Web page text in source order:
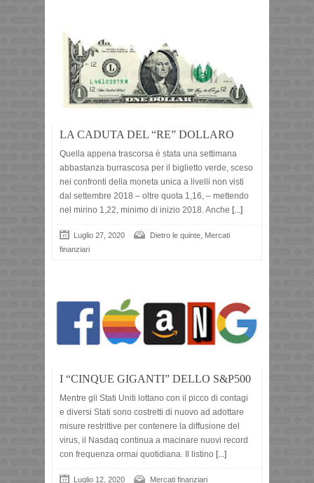
LA CADUTA DEL “RE” DOLLARO
Quella appena trascorsa è stata una settimana
abbastanza burrascosa per il biglietto verde, sceso
nei confronti della moneta unica a livelli non visti
dal settembre 2018 – oltre quota 1,16, – mettendo
nel mirino 1,22, minimo di inizio 2018. Anche [...]
Luglio 27, 2020 Dietro le quinte, Mercati
finanziari
I “CINQUE GIGANTI” DELLO S&P500
Mentre gli Stati Uniti lottano con il picco di contagi
e diversi Stati sono costretti di nuovo ad adottare
misure restrittive per contenere la diffusione del
virus, il Nasdaq continua a macinare nuovi record
con frequenza ormai quotidiana. Il listino [...]
Luglio 12, 2020 Mercati finanziari